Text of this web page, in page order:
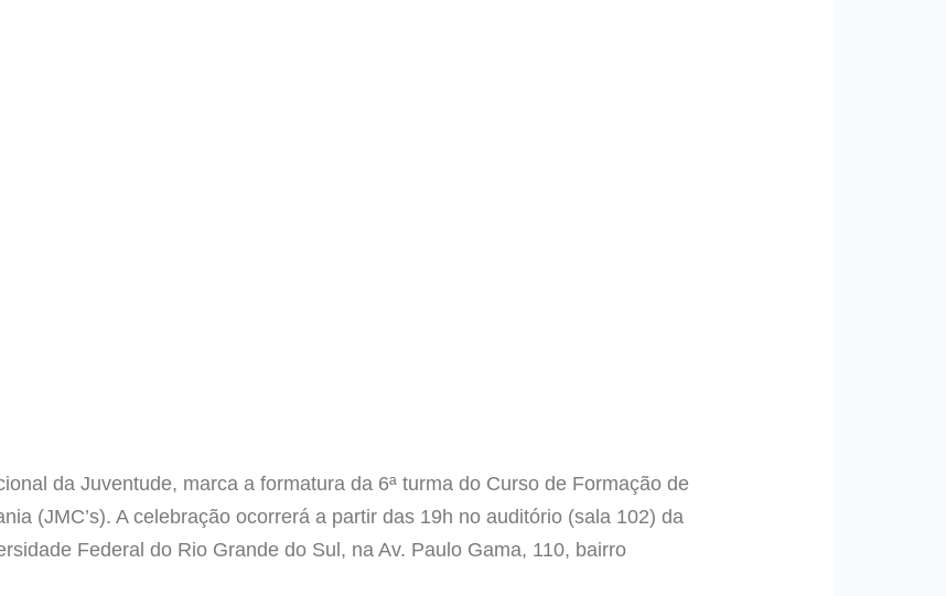
da Juventude, marca a formatura da 6ª turma do Curso de Formação de
(JMC’s). A celebração ocorrerá a partir das 19h no auditório (sala 102) da
Federal do Rio Grande do Sul, na Av. Paulo Gama, 110, bairro